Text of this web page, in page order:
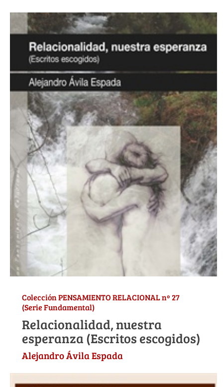
Colección PENSAMIENTO RELACIONAL nº 27
(Serie Fundamental)
Relacionalidad, nuestra
esperanza (Escritos escogidos)
Alejandro Ávila Espada